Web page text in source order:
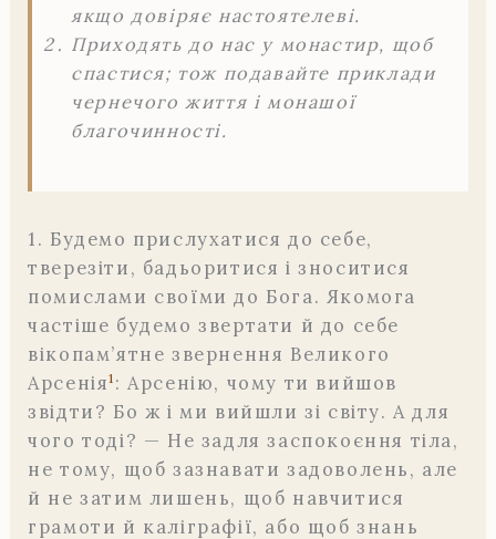
якщо довіряє настоятелеві.
Приходять до нас у монастир, щоб
спастися; тож подавайте приклади
чернечого життя і монашої
благочинності.
1. Будемо прислухатися до себе,
тверезіти, бадьоритися і зноситися
помислами своїми до Бога. Якомога
частіше будемо звертати й до себе
вікопам’ятне звернення Великого
Арсенія1 : Арсенію, чому ти вийшов
звідти? Бо ж і ми вийшли зі світу. А для
чого тоді? — Не задля заспокоєння тіла,
не тому, щоб зазнавати задоволень, але
й не затим лишень, щоб навчитися
грамоти й каліграфії, або щоб знань